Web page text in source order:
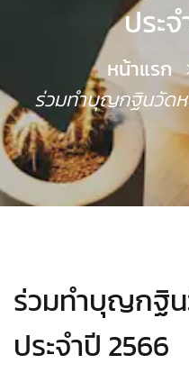
ประ
หน้าแรก
ร่วมทำบุญกฐินวัดห
ร่วมทำบุญกฐิ
ประจำปี 2566